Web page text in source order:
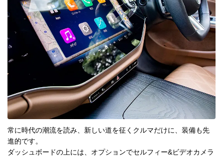
常に時代の潮流を読み、新しい道を征くクルマだけに、装備も先
進的です。
ダッシュボードの上には、オプションでセルフィー&ビデオカメラ